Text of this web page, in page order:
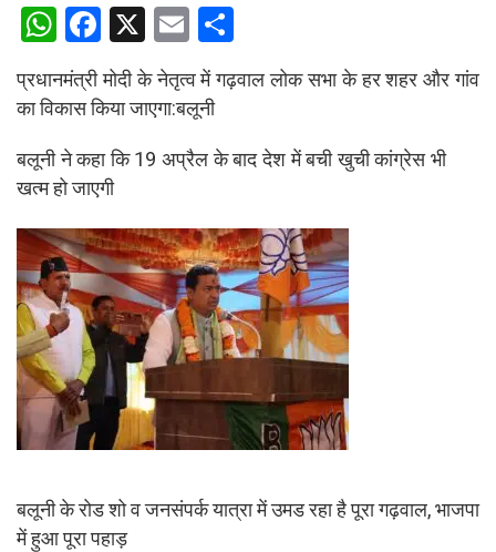
W
h
at
A
p
p
F
a
ce
o
o
k
X
E
m
ail ar
प्रधानमंत्री मोदी के नेतृत्व में गढ़वाल लोक सभा के हर शहर और गांव
का विकास किया जाएगा:बलूनी
बलूनी ने कहा कि 19 अप्रैल के बाद देश में बची खुची कांग्रेस भी
खत्म हो जाएगी
बलूनी के रोड शो व जनसंपर्क यात्रा में उमड रहा है पूरा गढ़वाल, भाजपा
में हुआ पूरा पहाड़